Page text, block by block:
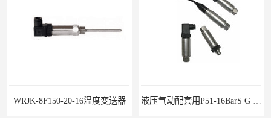
WRJK-8F150-20-16温度变送器